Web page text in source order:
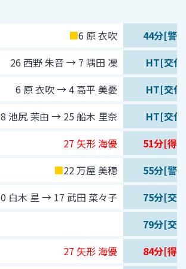
■6 原 衣吹
44分[警
26 西野 朱音 → 7 隅田 凜
HT[交代]
6 原 衣吹 → 4 高平 美憂
HT[交代]
8 池尻 茉由 → 25 船木 里奈
HT[交代]
27 矢形 海優
51分[得
■22 万屋 美穂
55分[警
白木 星 → 17 武田 菜々子
75分[交
79分[交
27 矢形 海優
84分[得